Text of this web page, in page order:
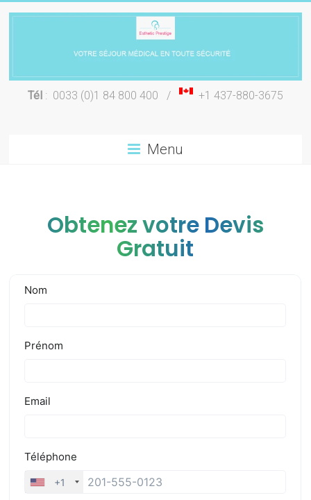
Chirurgie
Tél: 0033 (0)1 84 800 400 / +1 437-880-3675
Menu
Obtenez votre Devis
Gratuit